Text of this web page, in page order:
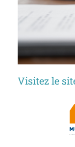
Visitez le